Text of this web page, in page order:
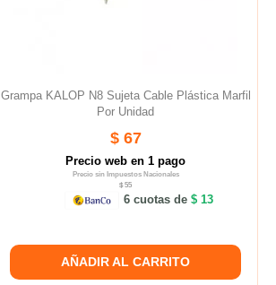
Grampa KALOP N8 Sujeta Cable Plástica Marfil
Por Unidad
$ 67
Precio web en 1 pago
Precio sin Impuestos Nacionales
$ 55
6 cuotas de $ 13
AÑADIR AL CARRITO